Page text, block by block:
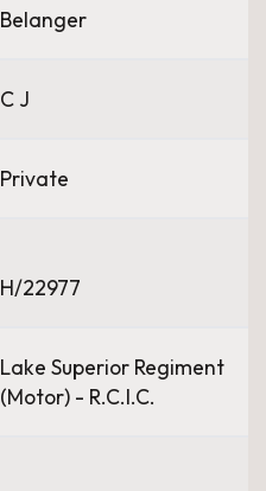
Belanger
C J
Private
H/22977
Lake Superior Regiment
(Motor) - R.C.I.C.